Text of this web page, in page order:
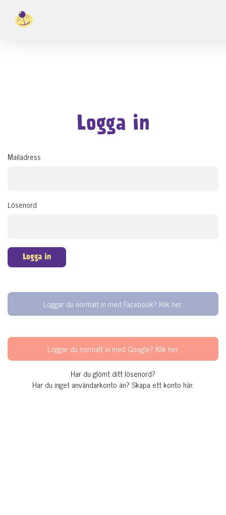
Logga in
Mailadress
Lösenord
Logga in
Loggar du normalt in med Facebook? Klik her.
Loggar du normalt in med Google? Klik her.
Har du glömt ditt lösenord?
Har du inget användarkonto än? Skapa ett konto här.